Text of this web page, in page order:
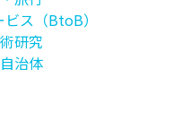
ス（BtoB）
研究
治体